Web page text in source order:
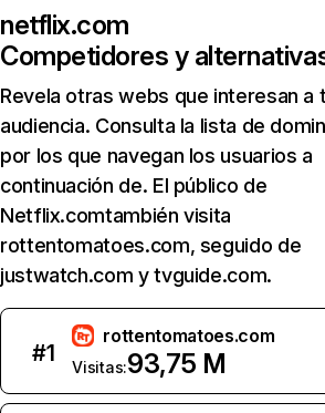
netflix.com
Competidores y
Revela otras webs que interesan a
audiencia. Consulta la lista de
por los que navegan los usuarios a
continuación de. El público de
Netflix.comtambién visita
rottentomatoes.com, seguido de
justwatch.com y tvguide.com.
#1
rottentomatoes.com
Visitas:93,75 M